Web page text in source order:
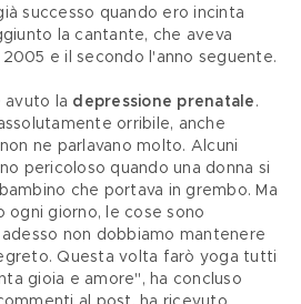
la cantante, che aveva
e il secondo l'anno seguente.
avuto la depressione prenatale .
orribile, anche
ne parlavano molto. Alcuni
pericoloso quando una donna si
che portava in grembo. Ma
ogni giorno, le cose sono
non dobbiamo mantenere
Questa volta farò yoga tutti
gioia e amore", ha concluso